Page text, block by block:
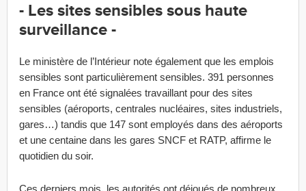
- Les sites sensibles sous haute
surveillance -
Le ministère de l’Intérieur note également que les emplois
sensibles sont particulièrement sensibles. 391 personnes
en France ont été signalées travaillant pour des sites
sensibles (aéroports, centrales nucléaires, sites industriels,
gares…) tandis que 147 sont employés dans des aéroports
et une centaine dans les gares SNCF et RATP, affirme le
quotidien du soir.
Ces derniers mois, les autorités ont déjoués de nombreux